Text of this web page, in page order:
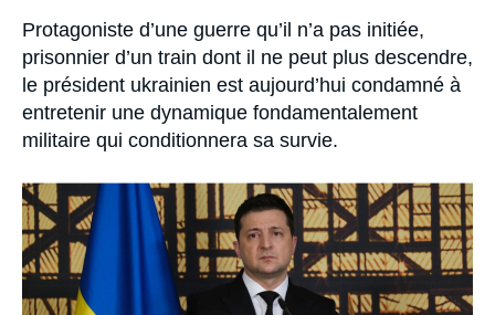
Accroche
Protagoniste d’une guerre qu’il n’a pas initiée,
prisonnier d’un train dont il ne peut plus descendre,
le président ukrainien est aujourd’hui condamné à
entretenir une dynamique fondamentalement
militaire qui conditionnera sa survie.
Image
principale
médiatique